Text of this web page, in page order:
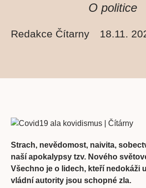
O politice
Redakce Čítarny 18.11.
Strach, nevědomost, naivita,
naší apokalypsy tzv. Nového
Všechno je o lidech, kteří nedokáži
vládní autority jsou schopné zla.